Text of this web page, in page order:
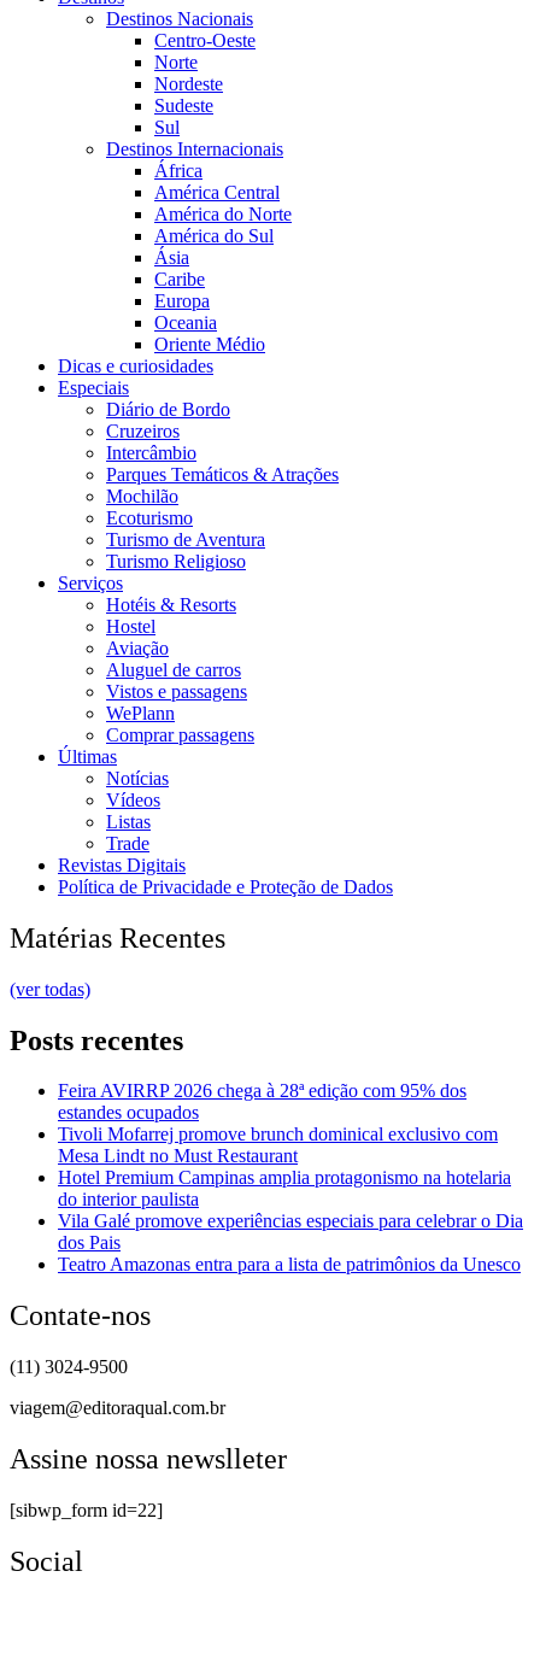
Destinos Nacionais
Centro-Oeste
Norte
Nordeste
Sudeste
Sul
Destinos Internacionais
África
América Central
América do Norte
América do Sul
Ásia
Caribe
Europa
Oceania
Oriente Médio
Dicas e curiosidades
Especiais
Diário de Bordo
Cruzeiros
Intercâmbio
Parques Temáticos & Atrações
Mochilão
Ecoturismo
Turismo de Aventura
Turismo Religioso
Serviços
Hotéis & Resorts
Hostel
Aviação
Aluguel de carros
Vistos e passagens
WePlann
Comprar passagens
Últimas
Notícias
Vídeos
Listas
Trade
Revistas Digitais
Política de Privacidade e Proteção de Dados
Matérias Recentes
(ver todas)
Posts recentes
Feira AVIRRP 2026 chega à 28ª edição com 95% dos
estandes ocupados
Tivoli Mofarrej promove brunch dominical exclusivo com
Mesa Lindt no Must Restaurant
Hotel Premium Campinas amplia protagonismo na hotelaria
do interior paulista
Vila Galé promove experiências especiais para celebrar o Dia
dos Pais
Teatro Amazonas entra para a lista de patrimônios da Unesco
Contate-nos
(11) 3024-9500
viagem@editoraqual.com.br
Assine nossa newslleter
[sibwp_form id=22]
Social